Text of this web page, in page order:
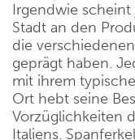
Irgendwie
Stadt an den
die
geprägt haben.
mit ihrem
Ort hebt seine
Vorzüglichkeiten
Italiens.